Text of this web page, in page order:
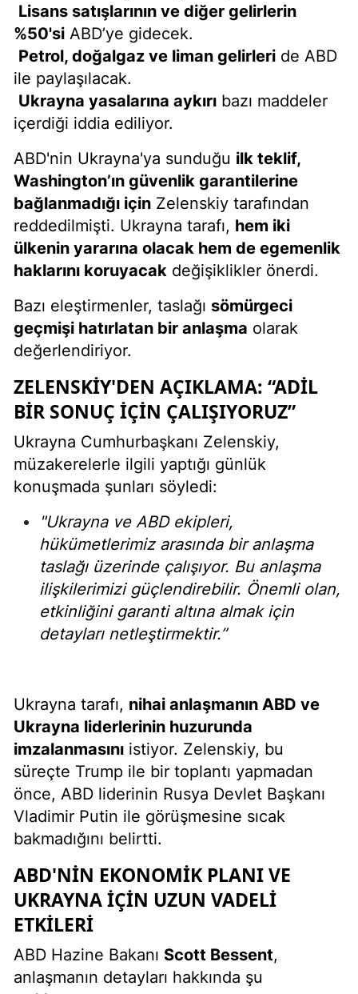
Lisans satışlarının ve diğer gelirlerin
%50'si ABD’ye gidecek.
Petrol, doğalgaz ve liman gelirleri de ABD
ile paylaşılacak.
Ukrayna yasalarına aykırı bazı maddeler
içerdiği iddia ediliyor.
ABD'nin Ukrayna'ya sunduğu ilk teklif,
Washington’ın güvenlik garantilerine
bağlanmadığı için Zelenskiy tarafından
reddedilmişti. Ukrayna tarafı, hem iki
ülkenin yararına olacak hem de egemenlik
haklarını koruyacak değişiklikler önerdi.
Bazı eleştirmenler, taslağı sömürgeci
geçmişi hatırlatan bir anlaşma olarak
değerlendiriyor.
ZELENSKIY'DEN AÇIKLAMA: “ADIL
BIR SONUÇ İÇIN ÇALIŞIYORUZ”
Ukrayna Cumhurbaşkanı Zelenskiy,
müzakerelerle ilgili yaptığı günlük
konuşmada şunları söyledi:
"Ukrayna ve ABD ekipleri,
hükümetlerimiz arasında bir anlaşma
taslağı üzerinde çalışıyor. Bu anlaşma
ilişkilerimizi güçlendirebilir. Önemli olan,
etkinliğini garanti altına almak için
detayları netleştirmektir.”
Ukrayna tarafı, nihai anlaşmanın ABD ve
Ukrayna liderlerinin huzurunda
imzalanmasını istiyor. Zelenskiy, bu
süreçte Trump ile bir toplantı yapmadan
önce, ABD liderinin Rusya Devlet Başkanı
Vladimir Putin ile görüşmesine sıcak
bakmadığını belirtti.
ABD'NIN EKONOMIK PLANI VE
UKRAYNA İÇIN UZUN VADELI
ETKILERI
ABD Hazine Bakanı Scott Bessent,
anlaşmanın detayları hakkında şu